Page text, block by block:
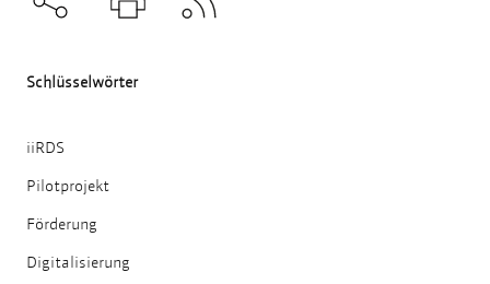
Schlüsselwörter
iiRDS
Pilotprojekt
Förderung
Digitalisierung